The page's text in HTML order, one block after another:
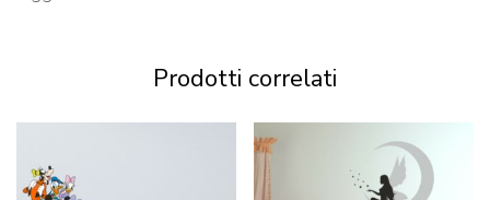
Prodotti correlati